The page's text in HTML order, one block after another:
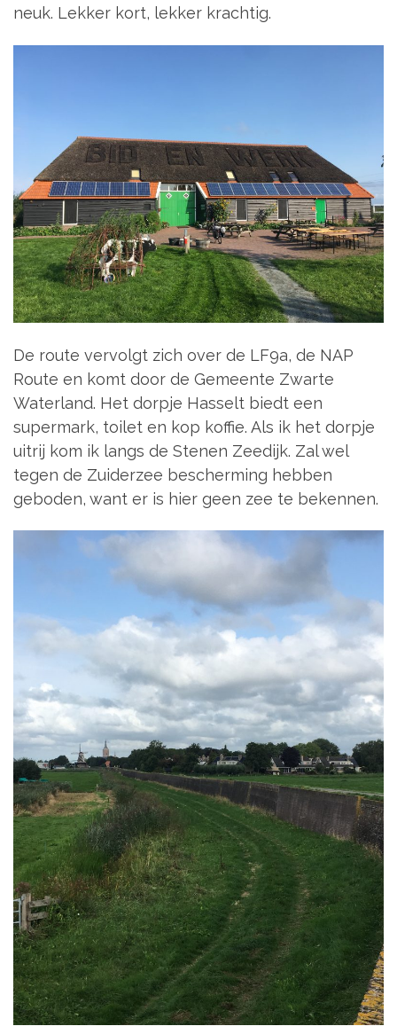
neuk. Lekker kort, lekker krachtig.
De route vervolgt zich over de LF9a, de NAP
Route en komt door de Gemeente Zwarte
Waterland. Het dorpje Hasselt biedt een
supermark, toilet en kop koffie. Als ik het dorpje
uitrij kom ik langs de Stenen Zeedijk. Zal wel
tegen de Zuiderzee bescherming hebben
geboden, want er is hier geen zee te bekennen.